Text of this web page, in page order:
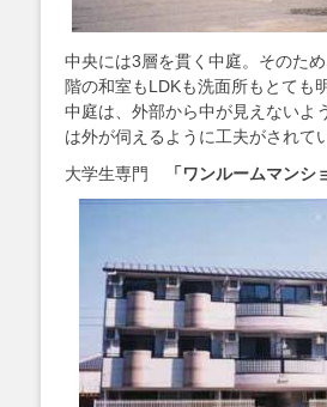
中央には3層を貫く中庭。そのた
階の和室もLDKも洗面所もとても
中庭は、外部から中が見えないよ
は外が伺えるように工夫がされて
大学生専門
「ワンルームマンシ